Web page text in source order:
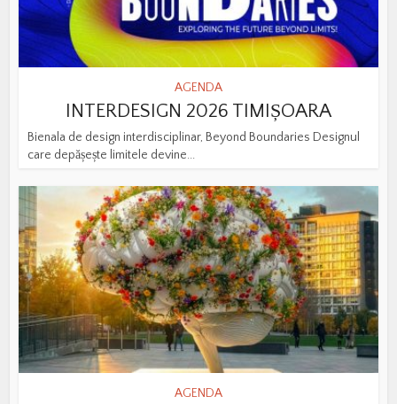
AGENDA
INTERDESIGN 2026 TIMIȘOARA
Bienala de design interdisciplinar, Beyond Boundaries Designul
care depășește limitele devine...
AGENDA